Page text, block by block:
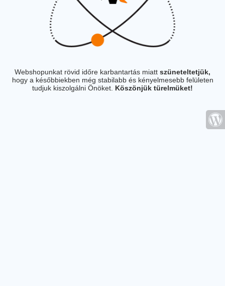
Webshopunkat rövid időre karbantartás miatt szüneteltetjük,
hogy a későbbiekben még stabilabb és kényelmesebb felületen
tudjuk kiszolgálni Önöket. Köszönjük türelmüket!